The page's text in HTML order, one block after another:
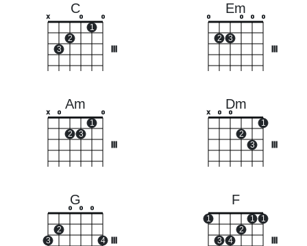
C
x
3
2
o
1
o
Em
o
2 3
o o o
Am
x o
2 3
1
o
Dm
x o o
2
3
1
G
3
2
o o o
4
F
1
3 4
2
1 1